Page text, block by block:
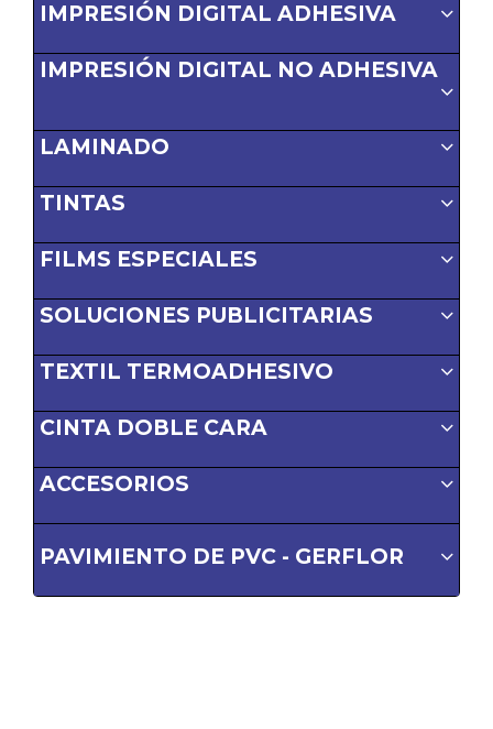
IMPRESIÓN DIGITAL ADHESIVA
IMPRESIÓN DIGITAL NO ADHESIVA
LAMINADO
TINTAS
FILMS ESPECIALES
SOLUCIONES PUBLICITARIAS
TEXTIL TERMOADHESIVO
CINTA DOBLE CARA
ACCESORIOS
PAVIMIENTO DE PVC - GERFLOR